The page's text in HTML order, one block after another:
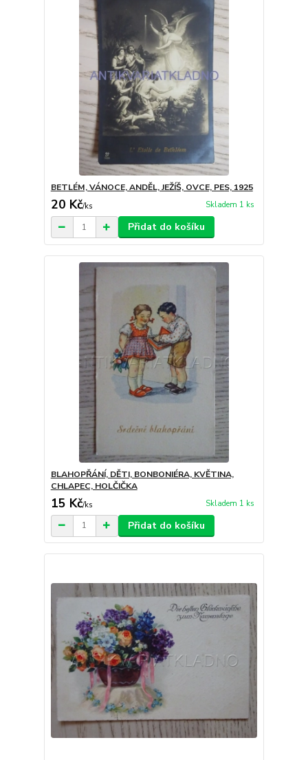
BETLÉM, VÁNOCE, ANDĚL, JEŽÍŠ, OVCE, PES, 1925
20 Kč/ks Skladem 1 ks
Přidat do košíku
BLAHOPŘÁNÍ, DĚTI, BONBONIÉRA, KVĚTINA,
CHLAPEC, HOLČIČKA
15 Kč/ks Skladem 1 ks
Přidat do košíku